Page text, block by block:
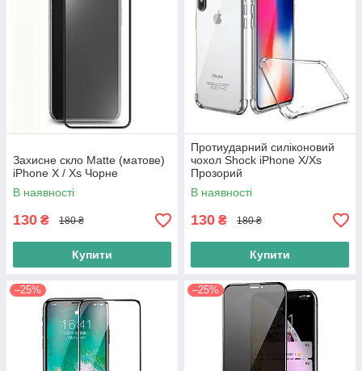
Захисне скло Matte (матове)
iPhone X / Xs Чорне
В наявності
130 ₴ 180 ₴
Купити
Протиударний силіконовий
чохол Shock iPhone X/Xs
Прозорий
В наявності
130 ₴ 180 ₴
Купити
–25% –25%